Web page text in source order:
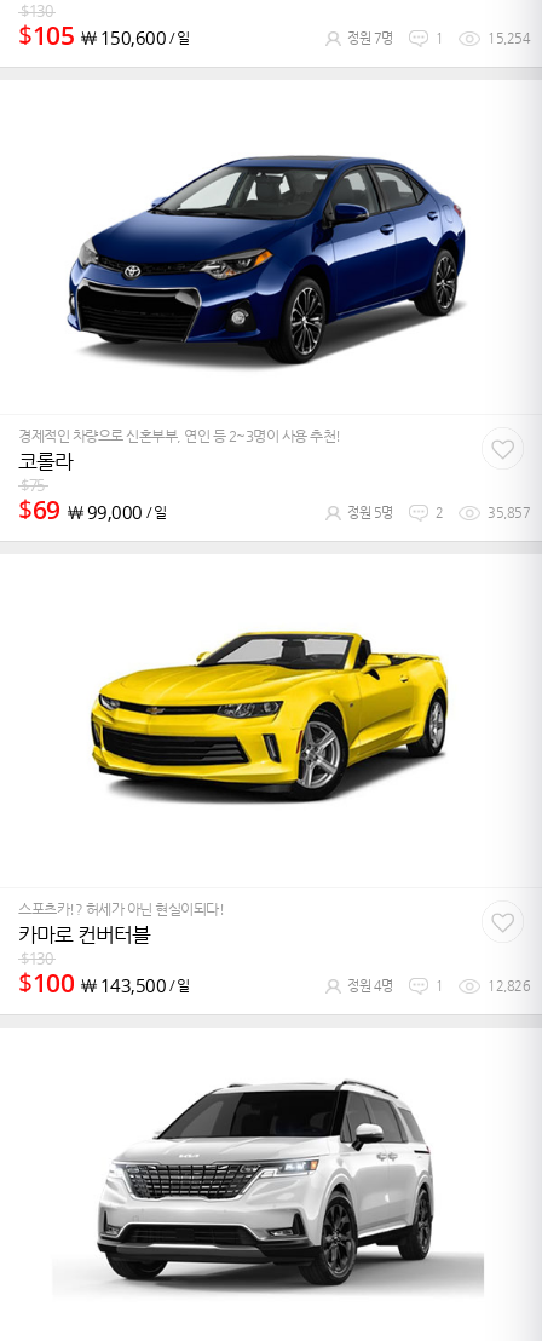
$130
$105 ￦ 150,600 / 일 정원 7명 1 15,254
경제적인 차량으로 신혼부부, 연인 등 2~3명이 사용 추천!
코롤라
$75
$69 ￦99,000 / 일 정원 5명 2 35,857
스포츠카!? 허세가 아닌 현실이되다!
카마로 컨버터블
$130
$100 ￦ 143,500 / 일 정원 4명 1 12,826